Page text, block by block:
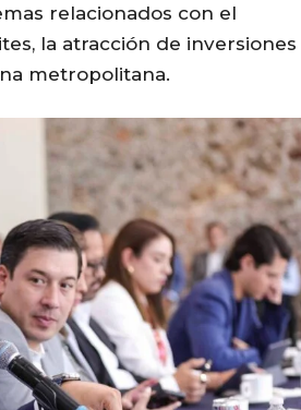
relacionados con el
la atracción de inversiones
metropolitana.